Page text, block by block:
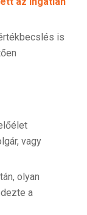
is
vagy
olyan
a